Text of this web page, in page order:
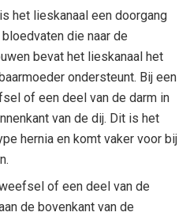
het lieskanaal een doorgang
die naar de
bevat het lieskanaal het
ondersteunt. Bij een
of een deel van de darm in
van de dij. Dit is het
hernia en komt vaker voor bij
of een deel van de
de bovenkant van de